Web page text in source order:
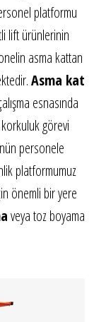
platformu
lift ürünlerinin
asma kattan
Asma kat
esnasında
görevi
personele
platformumuz
önemli bir yere
veya toz boyama